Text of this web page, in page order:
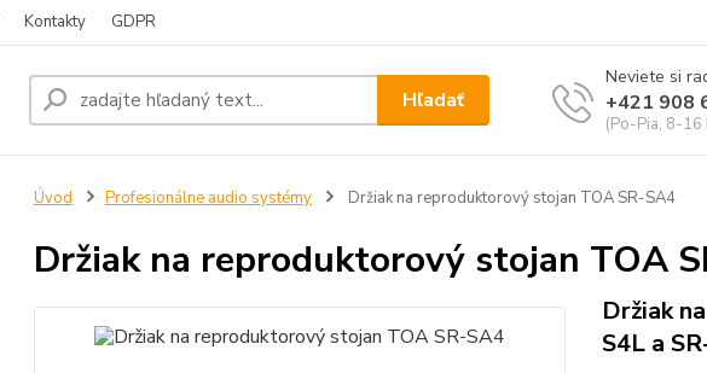
Kontakty GDPR
Hľadať
Neviete si
+421 908
(Po-Pia, 8-16
Úvod Profesionálne audio systémy Držiak na reproduktorový stojan TOA SR-SA4
Držiak na reproduktorový stojan TOA
Držiak
S4L a